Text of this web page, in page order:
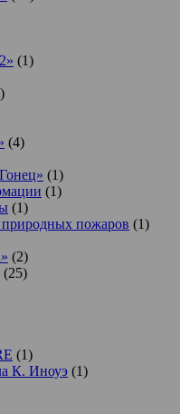
(1)
(4)
(1)
(1)
(1)
пожаров (1)
(2)
(25)
(1)
К. Иноуэ (1)